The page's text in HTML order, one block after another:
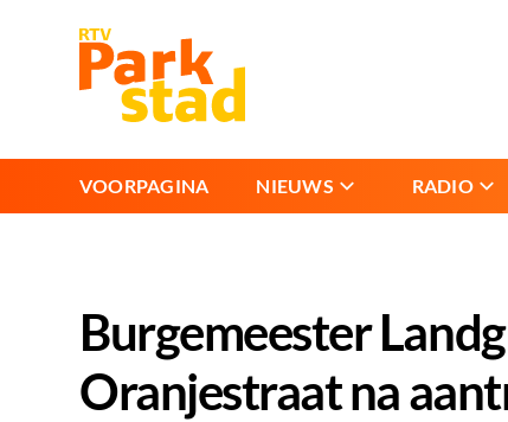
VOORPAGINA NIEUWS RADIO
Burgemeester
Oranjestraat na